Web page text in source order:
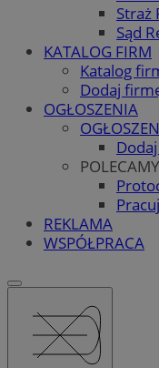
Straż
Sąd
KATALOG FIRM
Katalog
Dodaj
OGŁOSZENIA
POLECAMY
REKLAMA
WSPÓŁPRACA